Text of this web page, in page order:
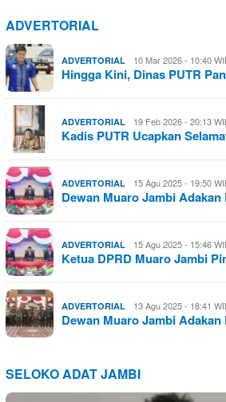
ADVERTORIAL
ADVERTORIAL 10 Mar 2026 - 10:40
Hingga Kini, Dinas PUTR
ADVERTORIAL 19 Feb 2026 - 20:13
Kadis PUTR Ucapkan
ADVERTORIAL 15 Agu 2025 - 19:50
Dewan Muaro Jambi
ADVERTORIAL 15 Agu 2025 - 15:46
Ketua DPRD Muaro Jambi
ADVERTORIAL 13 Agu 2025 - 18:41
Dewan Muaro Jambi
SELOKO ADAT JAMBI